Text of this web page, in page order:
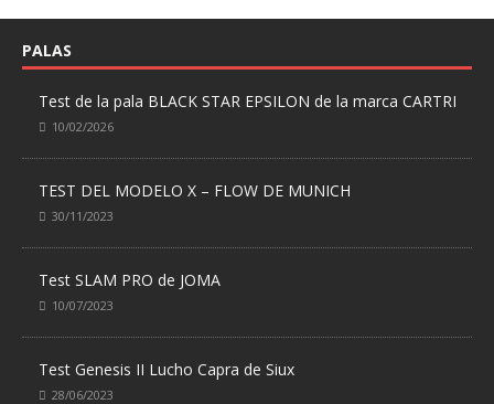
PALAS
Test de la pala BLACK STAR EPSILON de la marca CARTRI
10/02/2026
TEST DEL MODELO X – FLOW DE MUNICH
30/11/2023
Test SLAM PRO de JOMA
10/07/2023
Test Genesis II Lucho Capra de Siux
28/06/2023